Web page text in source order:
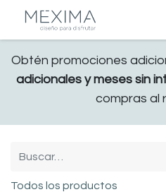
Obtén promociones
adicionales y meses sin
compras al
Todos los productos